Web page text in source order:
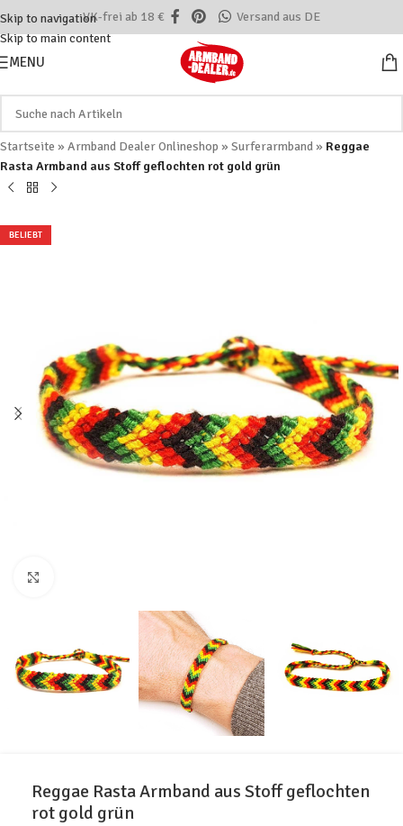
Skip to navigation
Skip to main content
VK-frei ab 18 € Versand aus DE
MENU
Startseite »Armband Dealer Onlineshop »Surferarmband» Reggae
Rasta Armband aus Stoff geflochten rot gold grün
BELIEBT
Reggae Rasta Armband aus Stoff geflochten
rot gold grün